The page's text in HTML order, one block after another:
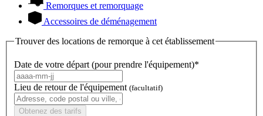
Remorques et remorquage
Accessoires de déménagement
Trouver des locations de remorque à cet établissement
Date de votre départ (pour prendre l'équipement)*
Lieu de retour de l'équipement (facultatif)
Obtenez des tarifs